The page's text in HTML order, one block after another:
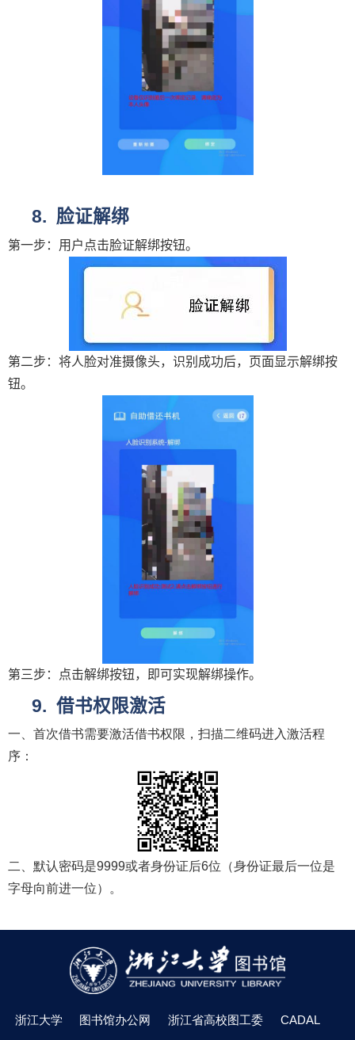
脸证解绑
第一步：用户点击脸证解绑按钮。
第二步：将人脸对准摄像头，识别成功后，页面显示解绑按
钮。
第三步：点击解绑按钮，即可实现解绑操作。
借书权限激活
一、首次借书需要激活借书权限，扫描二维码进入激活程
序：
二、默认密码是9999或者身份证后6位（身份证最后一位是
字母向前进一位）。
浙江大学 图书馆办公网 浙江省高校图工委 CADAL